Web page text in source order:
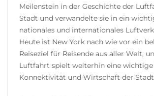
Meilenstein in der Geschichte der
Stadt und verwandelte sie in ein
nationales und internationales
Heute ist New York nach wie vor ein
Reiseziel für Reisende aus aller Welt,
Luftfahrt spielt weiterhin eine
Konnektivität und Wirtschaft der